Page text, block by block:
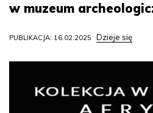
w muzeum
PUBLIKACJA: 16.02.2025 Dzieje się